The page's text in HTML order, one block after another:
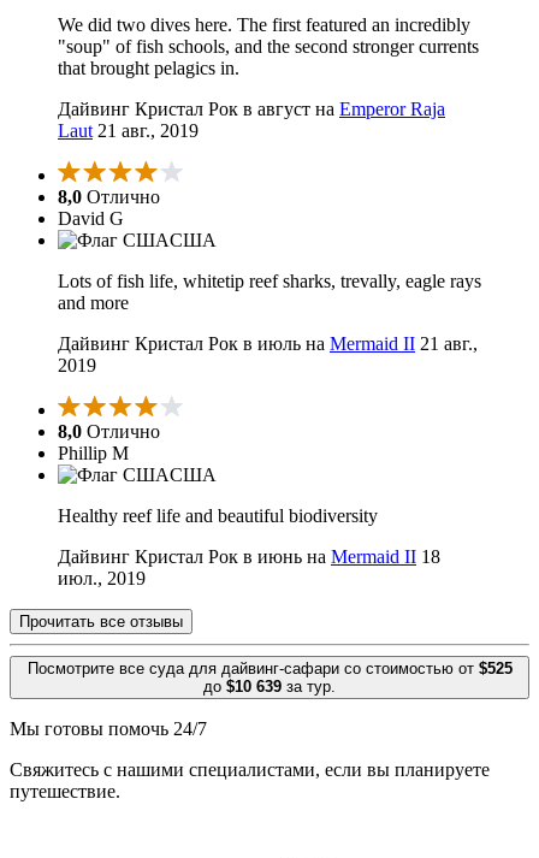
We did two dives here. The first featured an incredibly
"soup" of fish schools, and the second stronger currents
that brought pelagics in.
Дайвинг Кристал Рок в август на Emperor Raja
Laut 21 авг., 2019
8,0 Отлично
David G
США
Lots of fish life, whitetip reef sharks, trevally, eagle rays
and more
Дайвинг Кристал Рок в июль на Mermaid II 21 авг.,
2019
8,0 Отлично
Phillip M
США
Healthy reef life and beautiful biodiversity
Дайвинг Кристал Рок в июнь на Mermaid II 18
июл., 2019
Прочитать все отзывы
Посмотрите все суда для дайвинг-сафари со стоимостью от $525
до $10 639 за тур.
Мы готовы помочь 24/7
Свяжитесь с нашими специалистами, если вы планируете
путешествие.